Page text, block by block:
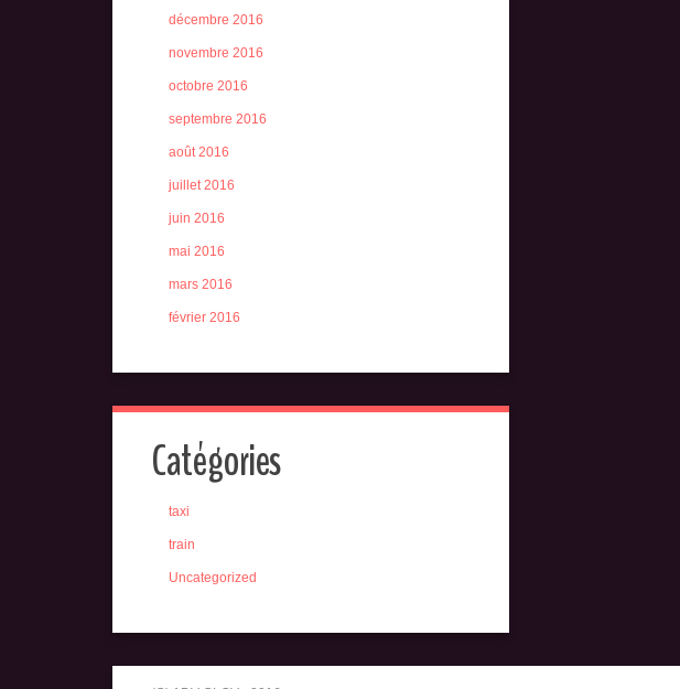
décembre 2016
novembre 2016
octobre 2016
septembre 2016
août 2016
juillet 2016
juin 2016
mai 2016
mars 2016
février 2016
Catégories
taxi
train
Uncategorized